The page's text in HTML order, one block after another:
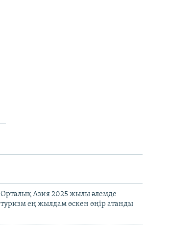
Орталық Азия 2025 жылы әлемде
туризм ең жылдам өскен өңір атанды